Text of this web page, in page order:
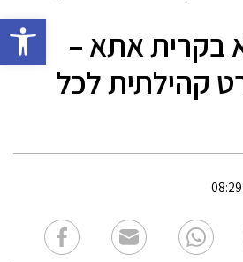
פתח
בקרית אתא –
קהילתית לכל